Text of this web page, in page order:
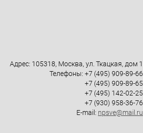
Адрес: 105318, Москва, ул. Ткацкая, дом 1
Телефоны: +7 (495) 909-89-66
+7 (495) 909-89-65
+7 (495) 142-02-25
+7 (930) 958-36-76
E-mail: npsve@mail.ru